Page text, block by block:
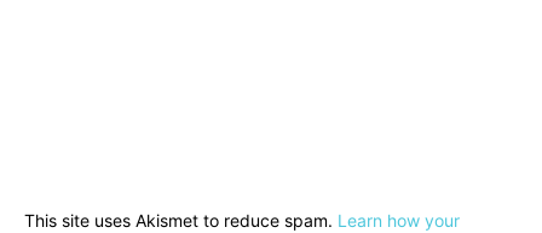
This site uses Akismet to reduce spam. Learn how your